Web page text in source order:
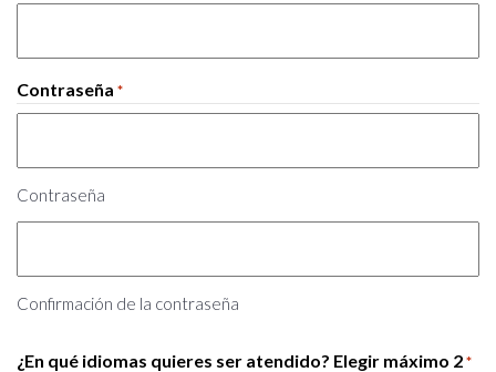
Contraseña *
Contraseña
Confirmación de la contraseña
¿En qué idiomas quieres ser atendido? Elegir máximo 2 *